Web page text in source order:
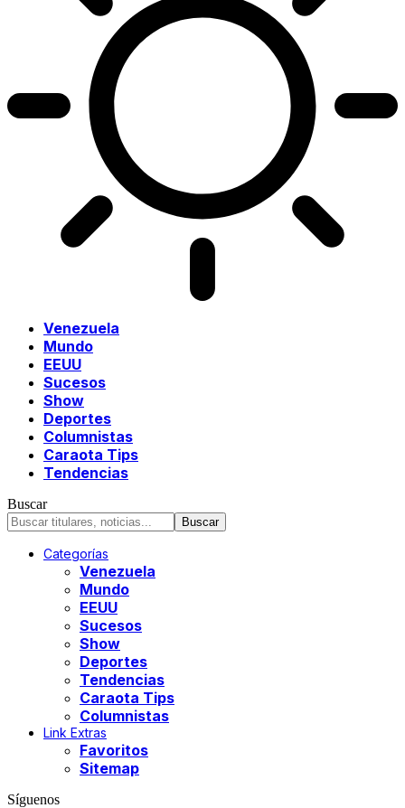
Venezuela
Mundo
EEUU
Sucesos
Show
Deportes
Columnistas
Caraota Tips
Tendencias
Buscar
Categorías
Venezuela
Mundo
EEUU
Sucesos
Show
Deportes
Tendencias
Caraota Tips
Columnistas
Link Extras
Favoritos
Sitemap
Síguenos